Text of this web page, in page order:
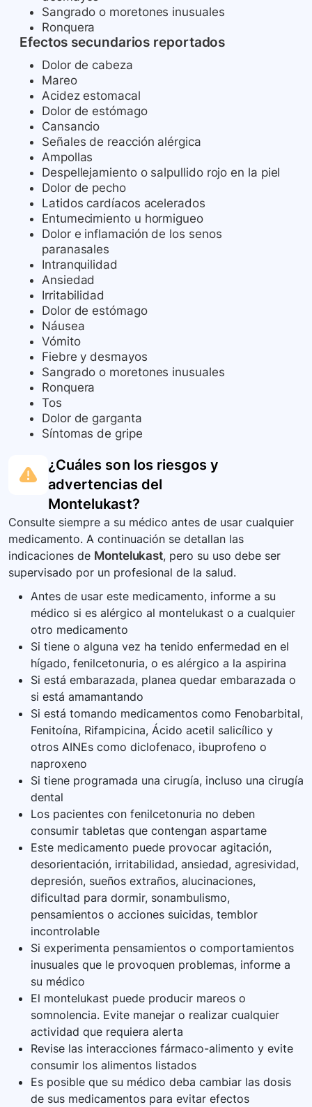
Sangrado o moretones inusuales
Ronquera
Efectos secundarios reportados
Dolor de cabeza
Mareo
Acidez estomacal
Dolor de estómago
Cansancio
Señales de reacción alérgica
Ampollas
Despellejamiento o salpullido rojo en la piel
Dolor de pecho
Latidos cardíacos acelerados
Entumecimiento u hormigueo
Dolor e inflamación de los senos
paranasales
Intranquilidad
Ansiedad
Irritabilidad
Dolor de estómago
Náusea
Vómito
Fiebre y desmayos
Sangrado o moretones inusuales
Ronquera
Tos
Dolor de garganta
Síntomas de gripe
¿Cuáles son los riesgos y
advertencias del
Montelukast?
Consulte siempre a su médico antes de usar cualquier
medicamento. A continuación se detallan las
indicaciones de Montelukast, pero su uso debe ser
supervisado por un profesional de la salud.
Antes de usar este medicamento, informe a su
médico si es alérgico al montelukast o a cualquier
otro medicamento
Si tiene o alguna vez ha tenido enfermedad en el
hígado, fenilcetonuria, o es alérgico a la aspirina
Si está embarazada, planea quedar embarazada o
si está amamantando
Si está tomando medicamentos como Fenobarbital,
Fenitoína, Rifampicina, Ácido acetil salicílico y
otros AINEs como diclofenaco, ibuprofeno o
naproxeno
Si tiene programada una cirugía, incluso una cirugía
dental
Los pacientes con fenilcetonuria no deben
consumir tabletas que contengan aspartame
Este medicamento puede provocar agitación,
desorientación, irritabilidad, ansiedad, agresividad,
depresión, sueños extraños, alucinaciones,
dificultad para dormir, sonambulismo,
pensamientos o acciones suicidas, temblor
incontrolable
Si experimenta pensamientos o comportamientos
inusuales que le provoquen problemas, informe a
su médico
El montelukast puede producir mareos o
somnolencia. Evite manejar o realizar cualquier
actividad que requiera alerta
Revise las interacciones fármaco-alimento y evite
consumir los alimentos listados
Es posible que su médico deba cambiar las dosis
de sus medicamentos para evitar efectos